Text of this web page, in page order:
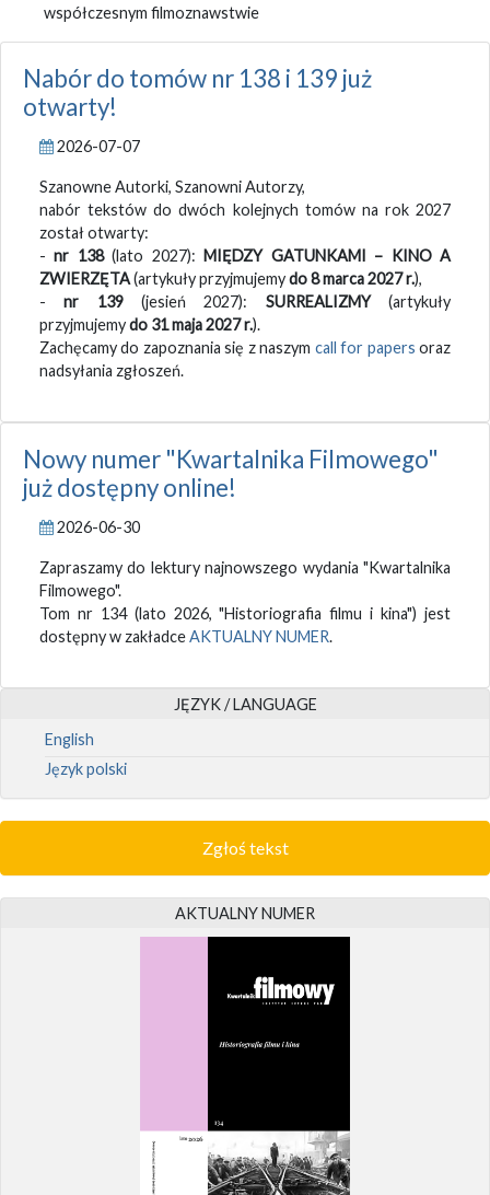
współczesnym filmoznawstwie
Nabór do tomów nr 138 i 139 już
otwarty!
2026-07-07
Szanowne Autorki, Szanowni Autorzy,
nabór tekstów do dwóch kolejnych tomów na rok 2027
został otwarty:
-nr 138(lato 2027): MIĘDZY GATUNKAMI – KINO A
ZWIERZĘTA(artykuły przyjmujemydo 8 marca 2027 r.),
-nr 139(jesień 2027): SURREALIZMY(artykuły
przyjmujemydo 31 maja 2027 r.).
Zachęcamy do zapoznania się z naszym call for papers oraz
nadsyłania zgłoszeń.
Nowy numer "Kwartalnika Filmowego"
już dostępny online!
2026-06-30
Zapraszamy do lektury najnowszego wydania "Kwartalnika
Filmowego".
Tom nr 134 (lato 2026, "Historiografia filmu i kina") jest
dostępny w zakładceAKTUALNY NUMER.
JĘZYK / LANGUAGE
English
Język polski
Zgłoś tekst
AKTUALNY NUMER